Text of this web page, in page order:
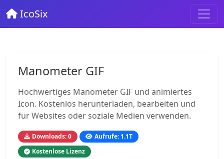
IcoSix
Manometer GIF
Hochwertiges Manometer GIF und animiertes
Icon. Kostenlos herunterladen, bearbeiten und
für Websites oder soziale Medien verwenden.
Downloads: 0
Aufrufe: 1.1T
Kostenlose Lizenz